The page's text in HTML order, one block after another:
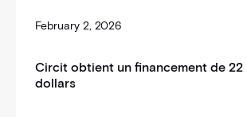
February 2, 2026
Circit obtient un financement de 22
dollars